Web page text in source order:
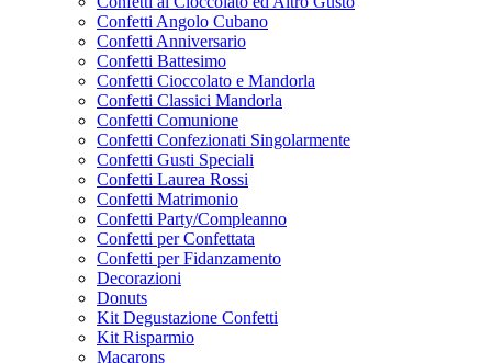
Confetti Angolo Cubano
Confetti Anniversario
Confetti Battesimo
Confetti Cioccolato e Mandorla
Confetti Classici Mandorla
Confetti Comunione
Confetti Confezionati Singolarmente
Confetti Gusti Speciali
Confetti Laurea Rossi
Confetti Matrimonio
Confetti Party/Compleanno
Confetti per Confettata
Confetti per Fidanzamento
Decorazioni
Donuts
Kit Degustazione Confetti
Kit Risparmio
Macarons